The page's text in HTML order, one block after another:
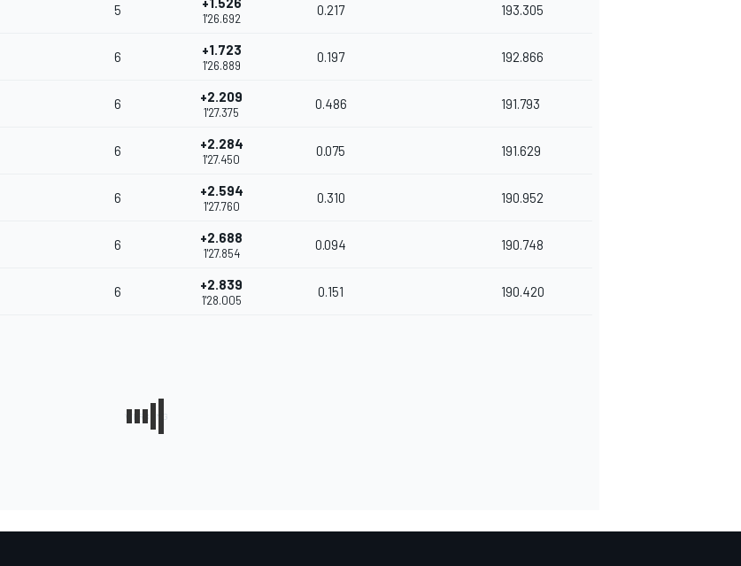
5
1'26.692
0.217 193.305
6 +1.723
1'26.889
0.197 192.866
6 +2.209
1'27.375
0.486 191.793
6 +2.284
1'27.450
0.075 191.629
6 +2.594
1'27.760
0.310 190.952
6 +2.688
1'27.854
0.094 190.748
6 +2.839
1'28.005
0.151 190.420